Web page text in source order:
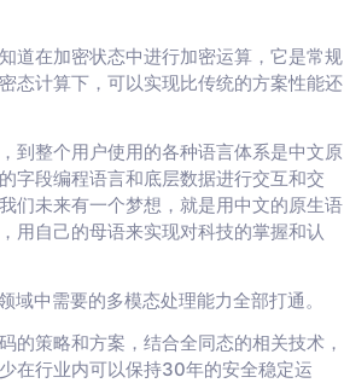
道在加密状态中进行加密运算，它是常规
态计算下，可以实现比传统的方案性能还
到整个用户使用的各种语言体系是中文原
字段编程语言和底层数据进行交互和交
们未来有一个梦想，就是用中文的原生语
用自己的母语来实现对科技的掌握和认
中需要的多模态处理能力全部打通。
的策略和方案，结合全同态的相关技术，
在行业内可以保持30年的安全稳定运